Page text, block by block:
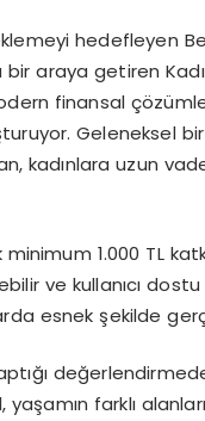
hedefleyen
bir araya getiren
finansal
Geleneksel
kadınlara uzun
1.000 TL
ve kullanıcı dostu
esnek şekilde
farklı